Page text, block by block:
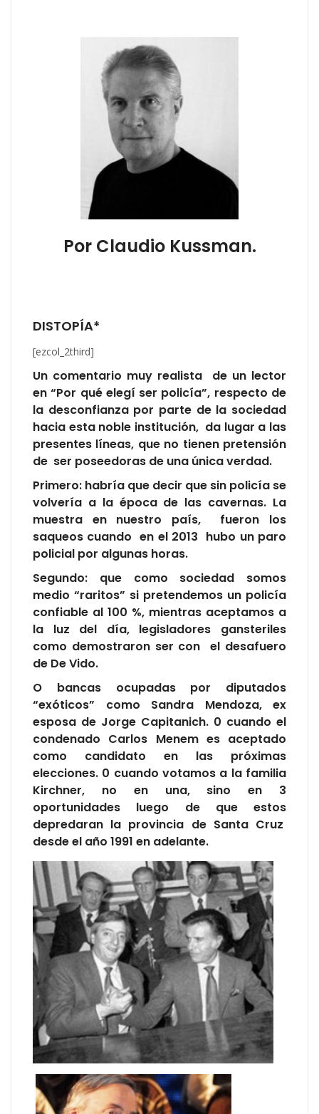
Por Claudio Kussman.
DISTOPÍA*
[ezcol_2third]
Un comentario muy realista de un lector
en “Por qué elegí ser policía”, respecto de
la desconfianza por parte de la sociedad
hacia esta noble institución, da lugar a las
presentes líneas, que no tienen pretensión
de ser poseedoras de una única verdad.
Primero: habría que decir que sin policía se
volvería a la época de las cavernas. La
muestra en nuestro país, fueron los
saqueos cuando en el 2013 hubo un paro
policial por algunas horas.
Segundo: que como sociedad somos
medio “raritos” si pretendemos un policía
confiable al 100 %, mientras aceptamos a
la luz del día, legisladores gansteriles
como demostraron ser con el desafuero
de De Vido.
O bancas ocupadas por diputados
“exóticos” como Sandra Mendoza, ex
esposa de Jorge Capitanich. 0 cuando el
condenado Carlos Menem es aceptado
como candidato en las próximas
elecciones. 0 cuando votamos a la familia
Kirchner, no en una, sino en 3
oportunidades luego de que estos
depredaran la provincia de Santa Cruz
desde el año 1991 en adelante.